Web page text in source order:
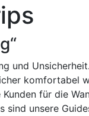
und
komfortabel
für die
unsere